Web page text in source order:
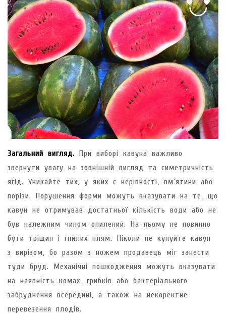
Загальний вигляд. При виборі кавуна важливо
звернути увагу на зовнішній вигляд та симетричність
ягід. Уникайте тих, у яких є нерівності, вм’ятини або
порізи. Порушення форми можуть вказувати на те, що
кавун не отримував достатньої кількість води або не
був належним чином опилений. На ньому не повинно
бути тріщин і гнилих плям. Ніколи не купуйте кавун
з вирізом, бо разом з ножем продавець міг занести
туди бруд. Механічні пошкодження можуть вказувати
на наявність комах, грибків або бактеріального
забруднення всередині, а також на некоректне
перевезення плодів.